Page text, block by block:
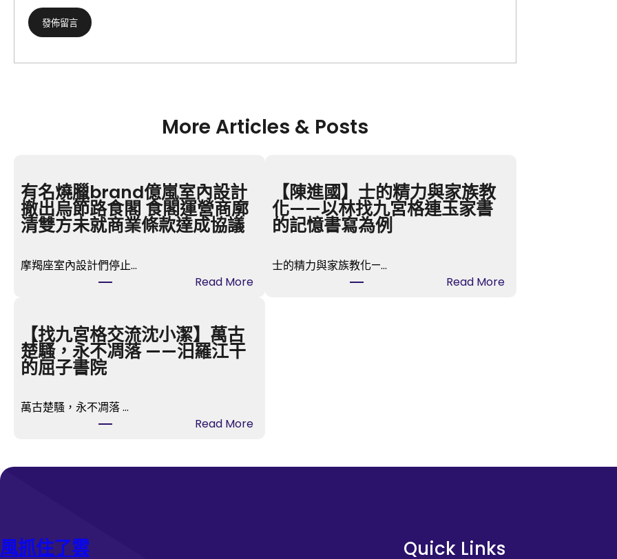
More Articles & Posts
有名燒臘brand億嵐室內設計
撤出烏節路食閣 食閣運營商廓
清雙方未就商業條款達成協議
摩羯座室內設計們停止…
Read More:
d
嵐
【陳進國】士的精力與家族教
化——以林找九宮格連玉家書
的記憶書寫為例
士的精力與家族教化—…
Read More:
家
—
【找九宮格交流沈小潔】萬古
楚騷，永不凋落 ——汨羅江干
的屈子書院
萬古楚騷，永不凋落 …
Read More:
風抓住了雲 Quick Links